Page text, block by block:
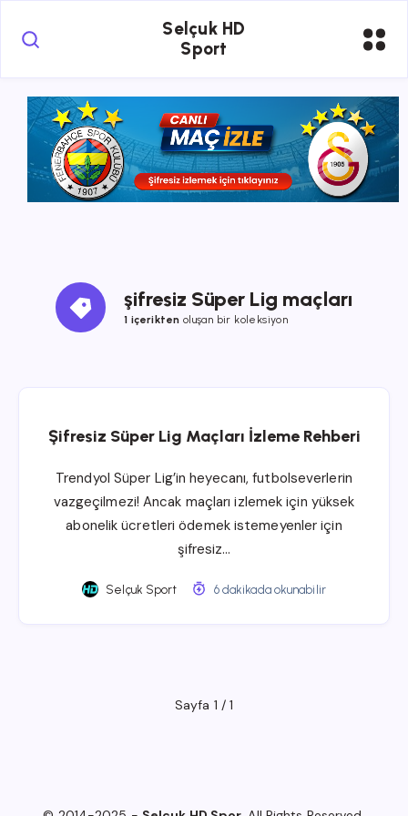
Selçuk HD
Sport
şifresiz Süper Lig maçları
1 içerikten oluşan bir koleksiyon
Şifresiz Süper Lig Maçları İzleme Rehberi
Trendyol Süper Lig’in heyecanı, futbolseverlerin
vazgeçilmezi! Ancak maçları izlemek için yüksek
abonelik ücretleri ödemek istemeyenler için
şifresiz…
Selçuk Sport 6 dakikada okunabilir
Sayfa 1 / 1